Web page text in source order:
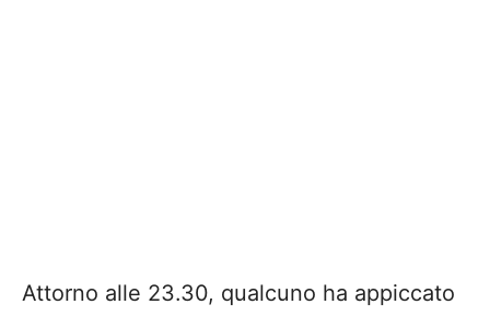
Attorno alle 23.30, qualcuno ha appiccato